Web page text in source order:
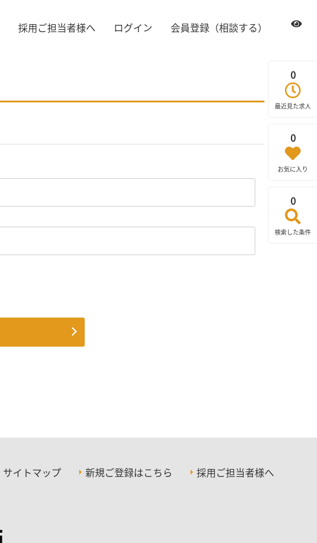
0
最近見た求人
0
お気に入り
0
検索した条件
採用ご担当者様へ ログイン 会員登録（相談する）
サイトマップ 新規ご登録はこちら
採用ご担当者様へ